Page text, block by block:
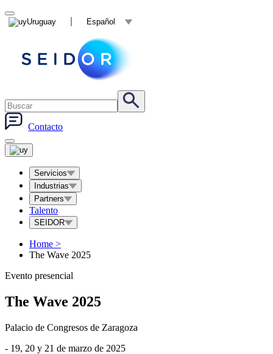
Uruguay Español
Contacto
Servicios
Industrias
Partners
Talento
SEIDOR
Home >
The Wave 2025
Evento presencial
The Wave 2025
Palacio de Congresos de Zaragoza
- 19, 20 y 21 de marzo de 2025